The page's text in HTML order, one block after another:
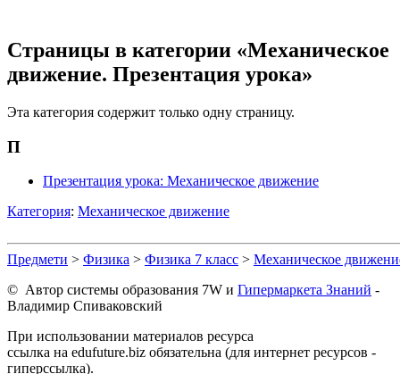
Страницы в категории «Механическое
движение. Презентация урока»
Эта категория содержит только одну страницу.
П
Презентация урока: Механическое движение
Категория: Механическое движение
Предмети > Физика > Физика 7 класс > Механическое
© Автор системы образования 7W и Гипермаркета Знаний -
Владимир Спиваковский
При использовании материалов ресурса
ссылка на edufuture.biz обязательна (для интернет ресурсов -
гиперссылка).